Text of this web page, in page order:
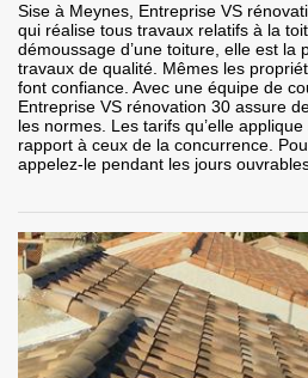
Sise à Meynes, Entreprise VS
qui réalise tous travaux relatifs à la
démoussage d’une toiture, elle est la
travaux de qualité. Mêmes les
font confiance. Avec une équipe de
Entreprise VS rénovation 30 assure
les normes. Les tarifs qu’elle
rapport à ceux de la concurrence.
appelez-le pendant les jours